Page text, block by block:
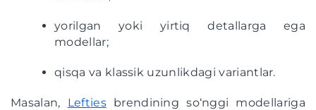
yorilgan yoki yirtiq detallarga ega
modellar;
qisqa va klassik uzunlikdagi variantlar.
Masalan, Leftiesbrendining so‘nggi modellariga